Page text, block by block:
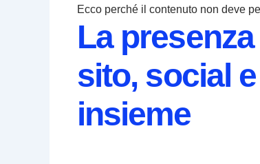
Ecco perché il contenuto non deve
La
sito, social
insieme